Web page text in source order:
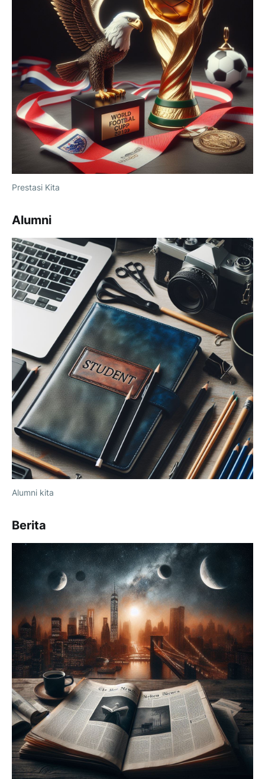
Prestasi Kita
Alumni
Alumni kita
Berita